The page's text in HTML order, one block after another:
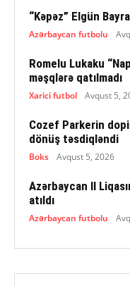
“Kəpəz” Elgün
Azərbaycan futbolu
Romelu Lukaku
məşqlərə qatılmadı
Xarici futbol Avqust 5,
Cozef Parkerin
dönüş təsdiqləndi
Boks Avqust 5, 2026
Azərbaycan II
atıldı
Azərbaycan futbolu